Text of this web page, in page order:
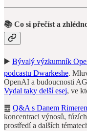
📚 Co si přečíst a
▶️ Bývalý výzkumník
podcastu Dwarkeshe.
OpenAI a budoucnosti
Vydal taky delší esej, ve
䷉ Q&A s Danem
koncentraci výnosů,
prostředí a dalších